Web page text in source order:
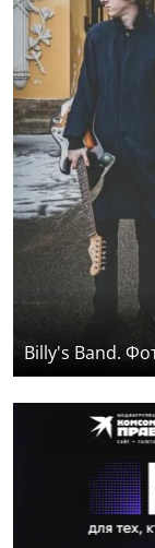
Billy's Band.